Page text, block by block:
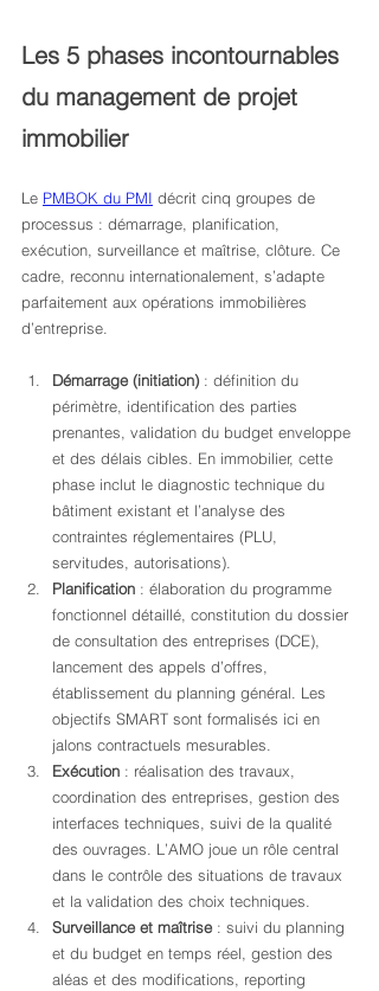
Les 5 phases incontournables
du management de projet
immobilier
Le PMBOK du PMI décrit cinq groupes de
processus : démarrage, planification,
exécution, surveillance et maîtrise, clôture. Ce
cadre, reconnu internationalement, s’adapte
parfaitement aux opérations immobilières
d’entreprise.
Démarrage (initiation) : définition du
périmètre, identification des parties
prenantes, validation du budget enveloppe
et des délais cibles. En immobilier, cette
phase inclut le diagnostic technique du
bâtiment existant et l’analyse des
contraintes réglementaires (PLU,
servitudes, autorisations).
Planification : élaboration du programme
fonctionnel détaillé, constitution du dossier
de consultation des entreprises (DCE),
lancement des appels d’offres,
établissement du planning général. Les
objectifs SMART sont formalisés ici en
jalons contractuels mesurables.
Exécution : réalisation des travaux,
coordination des entreprises, gestion des
interfaces techniques, suivi de la qualité
des ouvrages. L’AMO joue un rôle central
dans le contrôle des situations de travaux
et la validation des choix techniques.
Surveillance et maîtrise : suivi du planning
et du budget en temps réel, gestion des
aléas et des modifications, reporting